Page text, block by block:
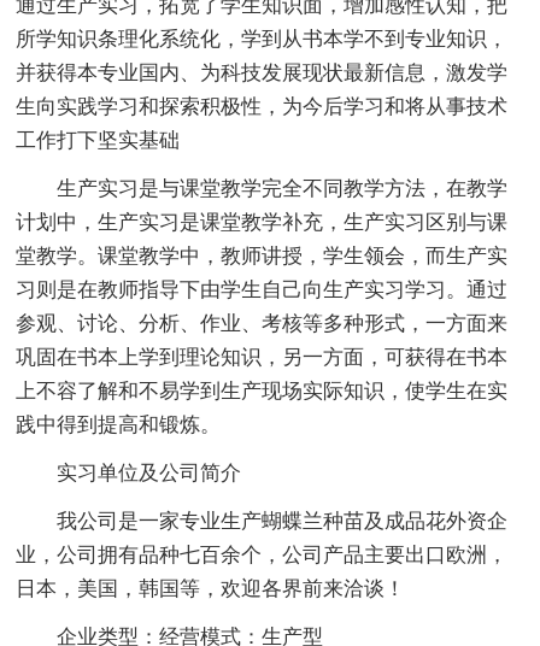
通过生产实习，拓宽了学生知识面，增加感性认知，把
所学知识条理化系统化，学到从书本学不到专业知识，
并获得本专业国内、为科技发展现状最新信息，激发学
生向实践学习和探索积极性，为今后学习和将从事技术
工作打下坚实基础
生产实习是与课堂教学完全不同教学方法，在教学
计划中，生产实习是课堂教学补充，生产实习区别与课
堂教学。课堂教学中，教师讲授，学生领会，而生产实
习则是在教师指导下由学生自己向生产实习学习。通过
参观、讨论、分析、作业、考核等多种形式，一方面来
巩固在书本上学到理论知识，另一方面，可获得在书本
上不容了解和不易学到生产现场实际知识，使学生在实
践中得到提高和锻炼。
实习单位及公司简介
我公司是一家专业生产蝴蝶兰种苗及成品花外资企
业，公司拥有品种七百余个，公司产品主要出口欧洲，
日本，美国，韩国等，欢迎各界前来洽谈！
企业类型：经营模式：生产型